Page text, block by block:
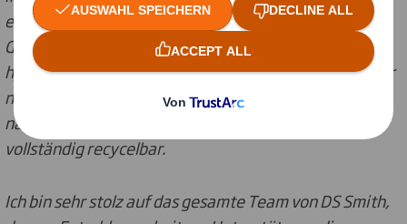
entwickelt und produziert, die einen 'Stack, Drop and
Go'-Ansatz ermöglicht. Dieser Ansatz ist besonders
hygienisch und effizient und setzt so wertvolle Zeit für
noch mehr Lieferungen frei. Die Lösung setzt auf ein
nachhaltiges Konzept und ist auch von zu Hause aus
vollständig recycelbar.
Ich bin sehr stolz auf das gesamte Team von DS Smith,